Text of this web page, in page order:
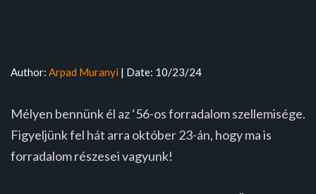
Author: Arpad Muranyi | Date: 10/23/24
Mélyen bennünk él az ‘56-os forradalom szellemisége.
Figyeljünk fel hát arra október 23-án, hogy ma is
forradalom részesei vagyunk!